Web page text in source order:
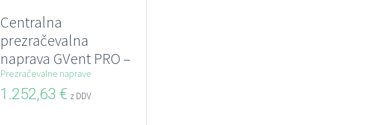
Centralna
prezračevalna
naprava GVent PRO –
do 200 m2
Prezračevalne naprave
1.252,63 € z DDV